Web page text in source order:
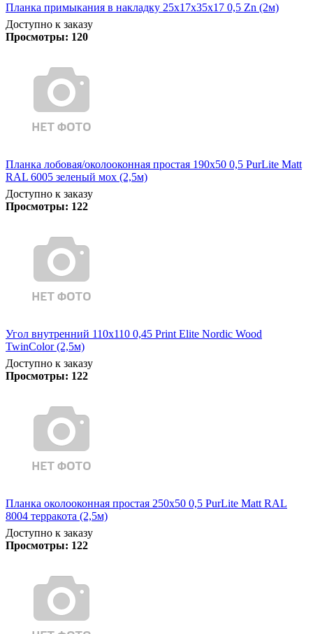
Планка примыкания в накладку 25х17х35х17 0,5 Zn (2м)
Доступно к заказу
Просмотры: 120
Планка лобовая/околооконная простая 190х50 0,5 PurLite Matt
RAL 6005 зеленый мох (2,5м)
Доступно к заказу
Просмотры: 122
Угол внутренний 110х110 0,45 Print Elite Nordic Wood
TwinColor (2,5м)
Доступно к заказу
Просмотры: 122
Планка околооконная простая 250х50 0,5 PurLite Matt RAL
8004 терракота (2,5м)
Доступно к заказу
Просмотры: 122